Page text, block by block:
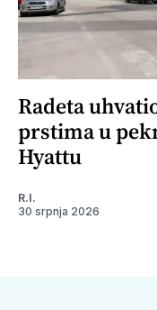
Radeta
prstima u
Hyattu
R.I.
30 srpnja 2026